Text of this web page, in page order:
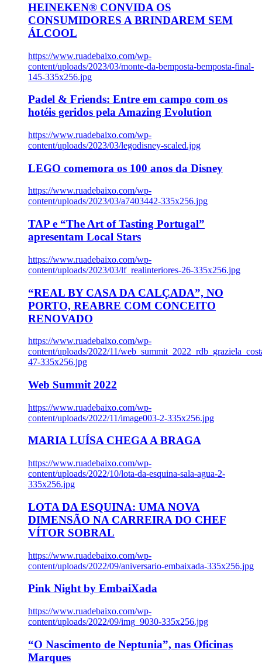
HEINEKEN® CONVIDA OS
CONSUMIDORES A BRINDAREM SEM
ÁLCOOL
https://www.ruadebaixo.com/wp-
content/uploads/2023/03/monte-da-bemposta-bemposta-final-
145-335x256.jpg
Padel & Friends: Entre em campo com os
hotéis geridos pela Amazing Evolution
https://www.ruadebaixo.com/wp-
content/uploads/2023/03/legodisney-scaled.jpg
LEGO comemora os 100 anos da Disney
https://www.ruadebaixo.com/wp-
content/uploads/2023/03/a7403442-335x256.jpg
TAP e “The Art of Tasting Portugal”
apresentam Local Stars
https://www.ruadebaixo.com/wp-
content/uploads/2023/03/lf_realinteriores-26-335x256.jpg
“REAL BY CASA DA CALÇADA”, NO
PORTO, REABRE COM CONCEITO
RENOVADO
https://www.ruadebaixo.com/wp-
content/uploads/2022/11/
47-335x256.jpg
Web Summit 2022
https://www.ruadebaixo.com/wp-
content/uploads/2022/11/image003-2-335x256.jpg
MARIA LUÍSA CHEGA A BRAGA
https://www.ruadebaixo.com/wp-
content/uploads/2022/10/lota-da-esquina-sala-agua-2-
335x256.jpg
LOTA DA ESQUINA: UMA NOVA
DIMENSÃO NA CARREIRA DO CHEF
VÍTOR SOBRAL
https://www.ruadebaixo.com/wp-
content/uploads/2022/09/aniversario-embaixada-335x256.jpg
Pink Night by EmbaiXada
https://www.ruadebaixo.com/wp-
content/uploads/2022/09/img_9030-335x256.jpg
“O Nascimento de Neptunia”, nas Oficinas
Marques